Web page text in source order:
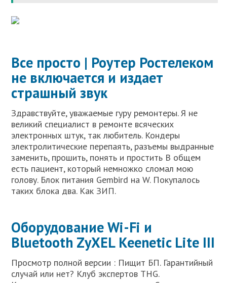
Все просто | Роутер Ростелеком
не включается и издает
страшный звук
Здравствуйте, уважаемые гуру ремонтеры. Я не
великий специалист в ремонте всяческих
электронных штук, так любитель. Кондеры
электролитические перепаять, разъемы выдранные
заменить, прошить, понять и простить В общем
есть пациент, который немножко сломал мою
голову. Блок питания Gembird на W. Покупалось
таких блока два. Как ЗИП.
Оборудование Wi-Fi и
Bluetooth ZyXEL Keenetic Lite III
Просмотр полной версии : Пищит БП. Гарантийный
случай или нет? Клуб экспертов THG.